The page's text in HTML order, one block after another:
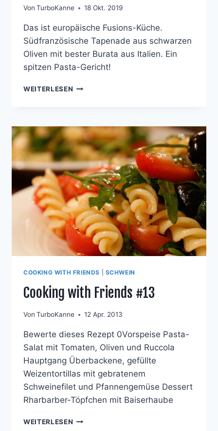
Von TurboKanne 18 Okt. 2019
Das ist europäische Fusions-Küche.
Südfranzösische Tapenade aus schwarzen
Oliven mit bester Burata aus Italien. Ein
spitzen Pasta-Gericht!
WEITERLESEN LINGUINI
BURRATA
UND
GERÖSTETEM
KNOBLAUCH
COOKING WITH FRIENDS SCHWEIN
Cooking with Friends #13
Von TurboKanne 12 Apr. 2013
Bewerte dieses Rezept 0Vorspeise Pasta-
Salat mit Tomaten, Oliven und Ruccola
Hauptgang Überbackene, gefüllte
Weizentortillas mit gebratenem
Schweinefilet und Pfannengemüse Dessert
Rharbarber-Töpfchen mit Baiserhaube
WEITERLESEN COOKING